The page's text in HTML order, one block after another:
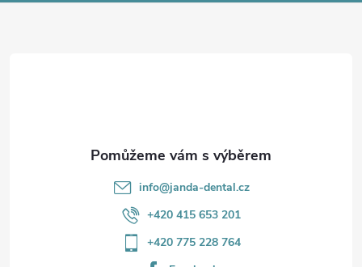
info@janda-dental.cz
+420 415 653 201
+420 775 228 764